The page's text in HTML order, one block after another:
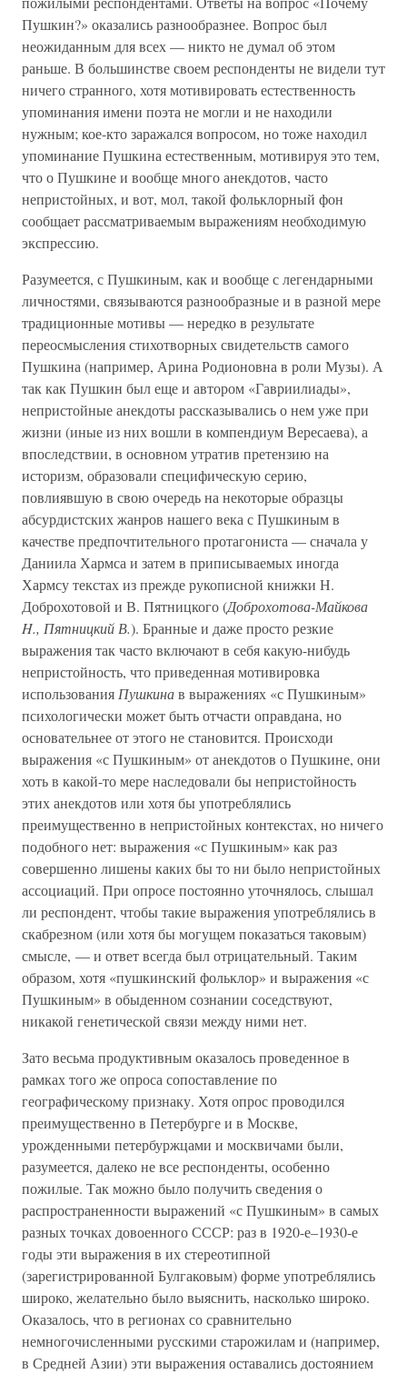
Пушкин?» оказались разнообразнее. Вопрос был
неожиданным для всех — никто не думал об этом
раньше. В большинстве своем респонденты не видели тут
ничего странного, хотя мотивировать естественность
упоминания имени поэта не могли и не находили
нужным; кое-кто заражался вопросом, но тоже находил
упоминание Пушкина естественным, мотивируя это тем,
что о Пушкине и вообще много анекдотов, часто
непристойных, и вот, мол, такой фольклорный фон
сообщает рассматриваемым выражениям необходимую
экспрессию.
Разумеется, с Пушкиным, как и вообще с легендарными
личностями, связываются разнообразные и в разной мере
традиционные мотивы — нередко в результате
переосмысления стихотворных свидетельств самого
Пушкина (например, Арина Родионовна в роли Музы). А
так как Пушкин был еще и автором «Гавриилиады»,
непристойные анекдоты рассказывались о нем уже при
жизни (иные из них вошли в компендиум Вересаева), а
впоследствии, в основном утратив претензию на
историзм, образовали специфическую серию,
повлиявшую в свою очередь на некоторые образцы
абсурдистских жанров нашего века с Пушкиным в
качестве предпочтительного протагониста — сначала у
Даниила Хармса и затем в приписываемых иногда
Хармсу текстах из прежде рукописной книжки Н.
Доброхотовой и В. Пятницкого (Доброхотова-Майкова
H., Пятницкий В.). Бранные и даже просто резкие
выражения так часто включают в себя какую-нибудь
непристойность, что приведенная мотивировка
использования Пушкинав выражениях «с Пушкиным»
психологически может быть отчасти оправдана, но
основательнее от этого не становится. Происходи
выражения «с Пушкиным» от анекдотов о Пушкине, они
хоть в какой-то мере наследовали бы непристойность
этих анекдотов или хотя бы употреблялись
преимущественно в непристойных контекстах, но ничего
подобного нет: выражения «с Пушкиным» как раз
совершенно лишены каких бы то ни было непристойных
ассоциаций. При опросе постоянно уточнялось, слышал
ли респондент, чтобы такие выражения употреблялись в
скабрезном (или хотя бы могущем показаться таковым)
смысле, — и ответ всегда был отрицательный. Таким
образом, хотя «пушкинский фольклор» и выражения «с
Пушкиным» в обыденном сознании соседствуют,
никакой генетической связи между ними нет.
Зато весьма продуктивным оказалось проведенное в
рамках того же опроса сопоставление по
географическому признаку. Хотя опрос проводился
преимущественно в Петербурге и в Москве,
урожденными петербуржцами и москвичами были,
разумеется, далеко не все респонденты, особенно
пожилые. Так можно было получить сведения о
распространенности выражений «с Пушкиным» в самых
разных точках довоенного СССР: раз в 1920-е–1930-е
годы эти выражения в их стереотипной
(зарегистрированной Булгаковым) форме употреблялись
широко, желательно было выяснить, насколько широко.
Оказалось, что в регионах со сравнительно
немногочисленными русскими старожилам и (например,
в Средней Азии) эти выражения оставались достоянием